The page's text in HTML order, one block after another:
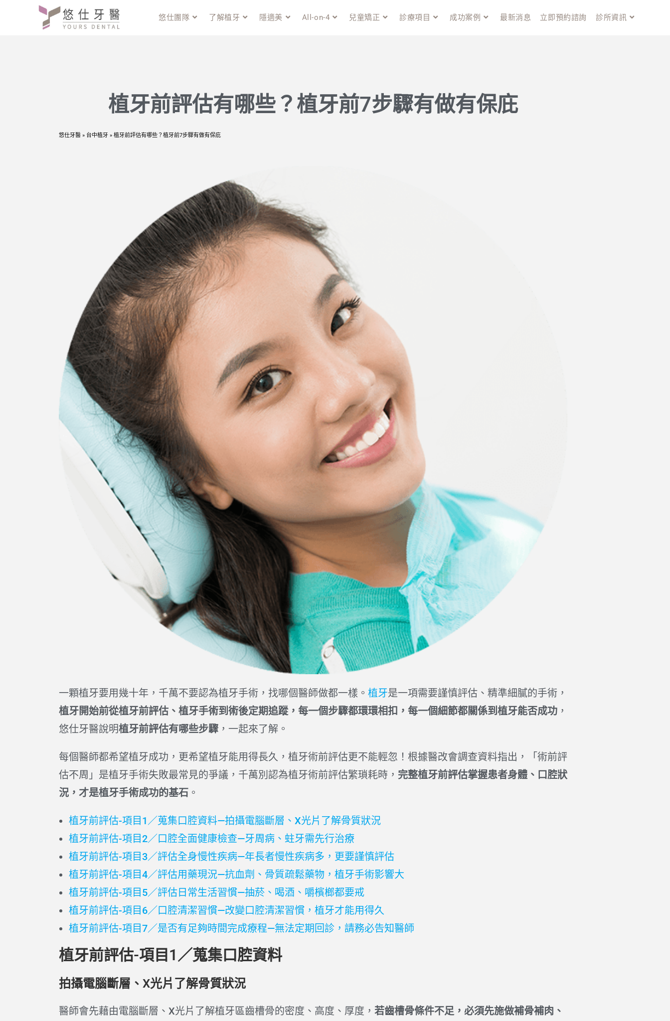
悠仕團隊 了解植牙 隱適美 All-on-4 兒童矯正 診療項目 成功案例 最新消息 立即預約諮詢 診所資訊
植牙前評估有哪些？植牙前7步驟有做有保庇
悠仕牙醫 » 台中植牙 » 植牙前評估有哪些？植牙前7步驟有做有保庇
一顆植牙要用幾十年，千萬不要認為植牙手術，找哪個醫師做都一樣。 植牙是一項需要謹慎評估、精準細膩的手術，
植牙開始前從植牙前評估、植牙手術到術後定期追蹤，每一個步驟都環環相扣，每一個細節都關係到植牙能否成功，
悠仕牙醫說明植牙前評估有哪些步驟，一起來了解。
每個醫師都希望植牙成功，更希望植牙能用得長久，植牙術前評估更不能輕忽！根據醫改會調查資料指出，「術前評
估不周」是植牙手術失敗最常見的爭議，千萬別認為植牙術前評估繁瑣耗時， 完整植牙前評估掌握患者身體、口腔狀
況，才是植牙手術成功的基石。
植牙前評估-項目1／蒐集口腔資料—拍攝電腦斷層、X光片了解骨質狀況
植牙前評估-項目2／口腔全面健康檢查—牙周病、蛀牙需先行治療
植牙前評估-項目3／評估全身慢性疾病—年長者慢性疾病多，更要謹慎評估
植牙前評估-項目4／評估用藥現況—抗血劑、骨質疏鬆藥物，植牙手術影響大
植牙前評估-項目5／評估日常生活習慣—抽菸、喝酒、嚼檳榔都要戒
植牙前評估-項目6／口腔清潔習慣—改變口腔清潔習慣，植牙才能用得久
植牙前評估-項目7／是否有足夠時間完成療程—無法定期回診，請務必告知醫師
植牙前評估-項目1／蒐集口腔資料
拍攝電腦斷層、X光片了解骨質狀況
醫師會先藉由電腦斷層、X光片了解植牙區齒槽骨的密度、高度、厚度， 若齒槽骨條件不足，必須先施做補骨補肉、